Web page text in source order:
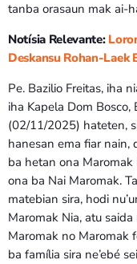
Bom dia
7:00
Bom dia
7:00
tanba orasaun mak ai-
Notísia Relevante:
Deskansu Rohan-Laek
Pe. Bazilio Freitas, iha
iha Kapela Dom Bosco,
(02/11/2025) hateten,
hanesan ema fiar nain,
ba hetan ona
ona ba Nai Maromak.
matebian sira, hodi
Maromak Nia, atu saida
Maromak no Maromak
ba família sira ne’ebé